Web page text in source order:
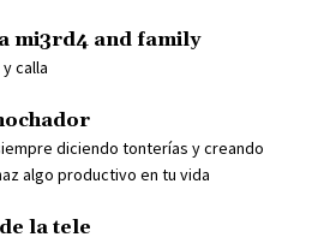
mi3rd4 and family
calla
diciendo tonterías y creando
algo productivo en tu vida
la tele